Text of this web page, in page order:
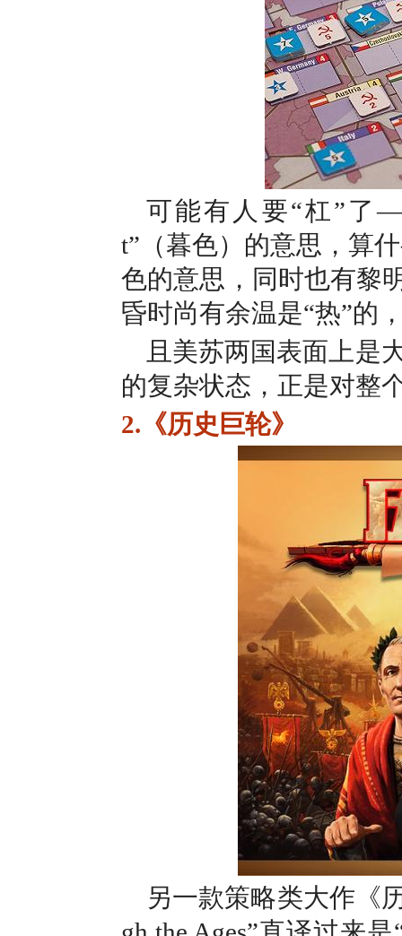
可能有人要“杠”了
t”（暮色）的意思，算
色的意思，同时也有黎
昏时尚有余温是“热”的
且美苏两国表面上是
的复杂状态，正是对整
2.《历史巨轮》
另一款策略类大作 《